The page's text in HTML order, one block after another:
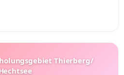
Thierberg/